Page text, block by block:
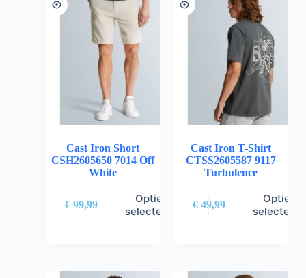
Cast Iron Short
CSH2605650 7014 Off
White
€99,99
Opties
selecteren
Cast Iron T-Shirt
CTSS2605587 9117
Turbulence
€49,99
Opties
selecteren